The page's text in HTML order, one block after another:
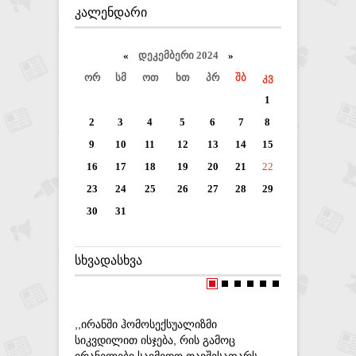
ᲙᲐᲚᲔᲜᲓᲐᲠᲘ
« დეკემბერი 2024 »
ორ
სმ ოთ ხთ პრ შბ
კვ
1
2
3 4 5 6 7
8
9
10 11 12 13 14
15
16
17 18 19 20 21
22
23
24 25 26 27 28
29
30
31
ᲡᲮᲕᲐᲓᲐᲡᲮᲕᲐ
,,ᲘᲠᲐᲜᲨᲘ ᲰᲝᲛᲝᲡᲔᲥᲡᲣᲐᲚᲘᲖᲛᲘ
ᲡᲘᲙᲕᲓᲘᲚᲘᲗ ᲘᲡᲯᲔᲑᲐ, ᲠᲘᲡ ᲒᲐᲛᲝᲪ